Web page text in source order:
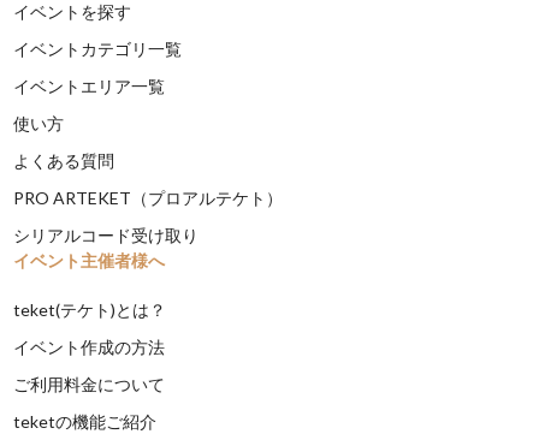
イベントを探す
イベントカテゴリ一覧
イベントエリア一覧
使い方
よくある質問
PRO ARTEKET（プロアルテケト）
シリアルコード受け取り
イベント主催者様へ
teket(テケト)とは？
イベント作成の方法
ご利用料金について
teketの機能ご紹介